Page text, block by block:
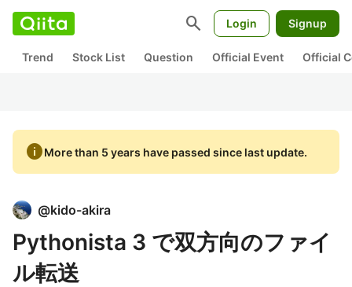
search Login Signup
Trend Stock List Question Official Event Official
infoMore than 5 years have passed since last update.
@kido-akira
Pythonista 3 で双方向のファイ
ル転送